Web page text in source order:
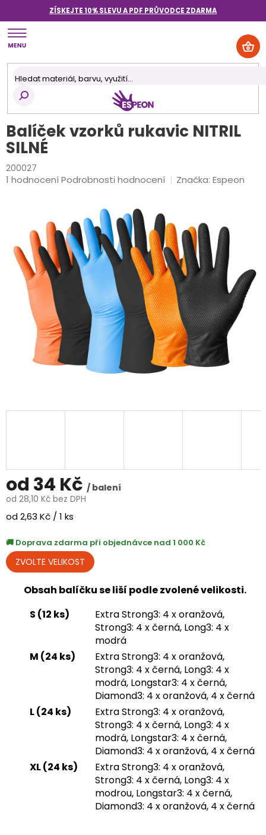
obsah
ZÍSKEJTE 10% SLEVU A PDF PRŮVODCE ZDARMA
Balíček vzorků rukavic NITRIL
SILNÉ
200027
Průměrné
hvězdiček.
1 hodnoceníPodrobnosti hodnocení Značka:Espeon
od 34 Kč / balení
od 28,10 Kč bez DPH
Měrná
od 2,63 Kč / 1 ks
Doprava zdarma při objednávce nad 1 000 Kč
Obsah balíčku se liší podle zvolené velikosti.
S (12 ks)
Extra Strong3: 4 x oranžová,
Strong3: 4 x černá, Long3: 4 x
modrá
M (24 ks)
Extra Strong3: 4 x oranžová,
Strong3: 4 x černá, Long3: 4 x
modrá, Longstar3: 4 x černá,
Diamond3: 4 x oranžová, 4 x černá
L (24 ks)
Extra Strong3: 4 x oranžová,
Strong3: 4 x černá, Long3: 4 x
modrá, Longstar3: 4 x černá,
Diamond3: 4 x oranžová, 4 x černá
XL (24 ks)
Extra Strong3: 4 x oranžová,
Strong3: 4 x černá, Long3: 4 x
modrou, Longstar3: 4 x černá,
Diamond3: 4 x oranžová, 4 x černá